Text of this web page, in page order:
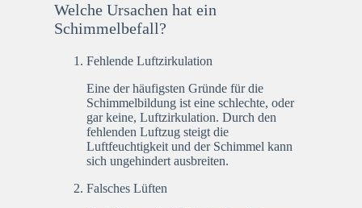
Welche Ursachen hat ein
Schimmelbefall?
Fehlende Luftzirkulation
Eine der häufigsten Gründe für die
Schimmelbildung ist eine schlechte, oder
gar keine, Luftzirkulation. Durch den
fehlenden Luftzug steigt die
Luftfeuchtigkeit und der Schimmel kann
sich ungehindert ausbreiten.
Falsches Lüften